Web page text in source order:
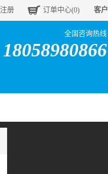
注册 订单中心(0) 客
全国咨询热线
18058980866